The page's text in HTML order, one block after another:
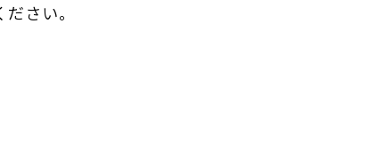
さい。